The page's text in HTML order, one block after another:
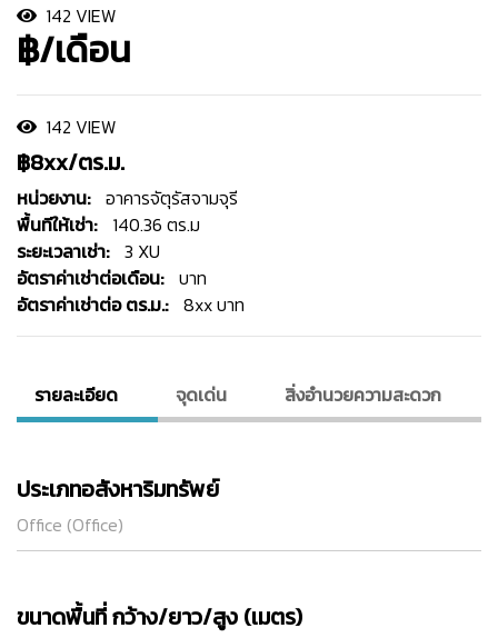
142 VIEW
฿/เดือน
142 VIEW
฿8xx/ตร.ม.
หน่วยงาน: อาคารจัตุรัสจามจุรี
พื้นทีให้เช่า:
140.36 ตร.ม
ระยะเวลาเช่า: 3 XU
อัตราค่าเช่าต่อเดือน: บาท
อัตราค่าเช่าต่อ ตร.ม.: 8xx บาท
รายละเอียด จุดเด่น สิ่งอํานวยความสะดวก
ประเภทอสังหาริมทรัพย์
Office (Office)
ขนาดพื้นที่ กว้าง/ยาว/สูง (เมตร)